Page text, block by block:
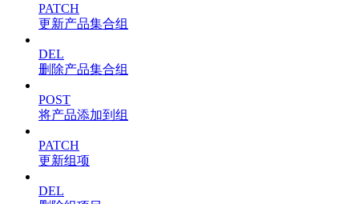
PATCH
更新产品集合组
DEL
删除产品集合组
POST
将产品添加到组
PATCH
更新组项
DEL